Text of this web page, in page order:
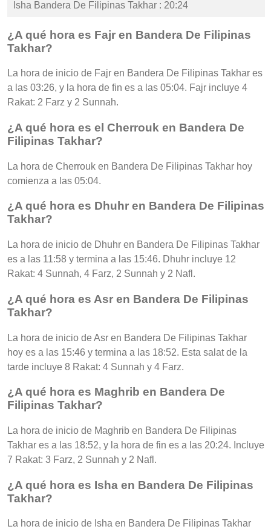
Isha Bandera De Filipinas Takhar : 20:24
¿A qué hora es Fajr en Bandera De Filipinas
Takhar?
La hora de inicio de Fajr en Bandera De Filipinas Takhar es
a las 03:26, y la hora de fin es a las 05:04. Fajr incluye 4
Rakat: 2 Farz y 2 Sunnah.
¿A qué hora es el Cherrouk en Bandera De
Filipinas Takhar?
La hora de Cherrouk en Bandera De Filipinas Takhar hoy
comienza a las 05:04.
¿A qué hora es Dhuhr en Bandera De Filipinas
Takhar?
La hora de inicio de Dhuhr en Bandera De Filipinas Takhar
es a las 11:58 y termina a las 15:46. Dhuhr incluye 12
Rakat: 4 Sunnah, 4 Farz, 2 Sunnah y 2 Nafl.
¿A qué hora es Asr en Bandera De Filipinas
Takhar?
La hora de inicio de Asr en Bandera De Filipinas Takhar
hoy es a las 15:46 y termina a las 18:52. Esta salat de la
tarde incluye 8 Rakat: 4 Sunnah y 4 Farz.
¿A qué hora es Maghrib en Bandera De
Filipinas Takhar?
La hora de inicio de Maghrib en Bandera De Filipinas
Takhar es a las 18:52, y la hora de fin es a las 20:24. Incluye
7 Rakat: 3 Farz, 2 Sunnah y 2 Nafl.
¿A qué hora es Isha en Bandera De Filipinas
Takhar?
La hora de inicio de Isha en Bandera De Filipinas Takhar